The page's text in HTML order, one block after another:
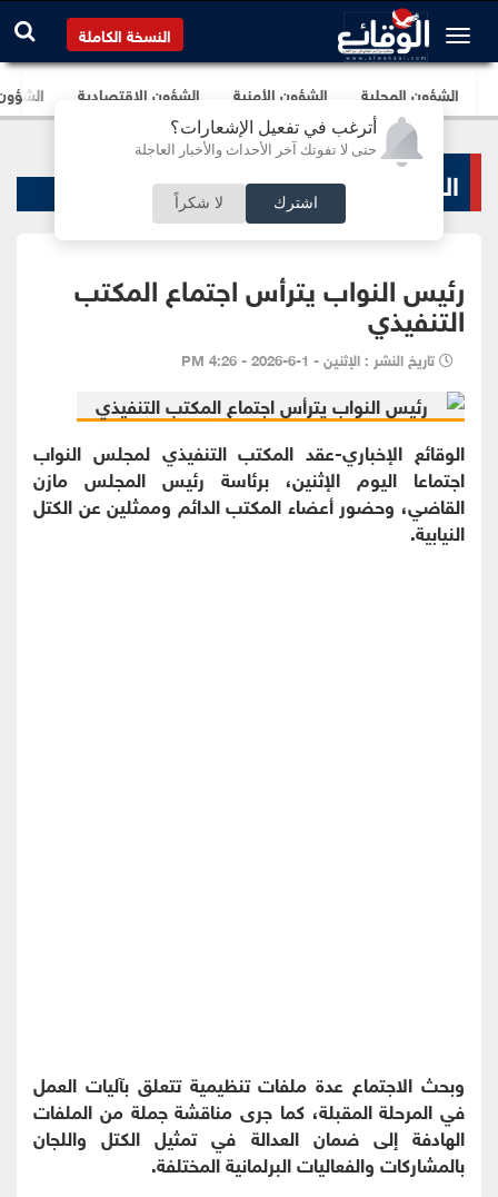
أترغب في تفعيل الإشعارات؟
حتى لا تفوتك آخر الأحداث والأخبار العاجلة
اشترك لا شكراً
النسخة الكاملة
الشؤون المحلية الشؤون الأمنية الشؤون الإقتصادية
الشؤون البرلمانية
رئيس النواب يترأس اجتماع المكتب
التنفيذي
تاريخ النشر : الإثنين - 1-6-2026 - 4:26 PM
الوقائع الإخباري-عقد المكتب التنفيذي لمجلس النواب
اجتماعا اليوم الإثنين، برئاسة رئيس المجلس مازن
القاضي، وحضور أعضاء المكتب الدائم وممثلين عن الكتل
النيابية.
وبحث الاجتماع عدة ملفات تنظيمية تتعلق بآليات العمل
في المرحلة المقبلة، كما جرى مناقشة جملة من الملفات
الهادفة إلى ضمان العدالة في تمثيل الكتل واللجان
بالمشاركات والفعاليات البرلمانية المختلفة.